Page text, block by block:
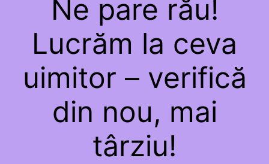
Ne pare rău!
Lucrăm la ceva
uimitor – verifică
din nou, mai
târziu!